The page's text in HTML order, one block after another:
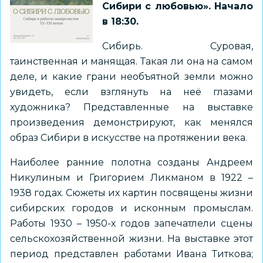
Сибири с любовью». Начало
в 18:30.
Сибирь. Суровая,
таинственная и манящая. Такая ли она на самом
деле, и какие грани необъятной земли можно
увидеть, если взглянуть на неё глазами
художника? Представленные на выставке
произведения демонстрируют, как менялся
образ Сибири в искусстве на протяжении века.
Наиболее ранние полотна созданы Андреем
Никулиным и Григорием Ликманом в 1922 –
1938 годах. Сюжеты их картин посвящены жизни
сибирских городов и исконным промыслам.
Работы 1930 – 1950-х годов запечатлели сцены
сельскохозяйственной жизни. На выставке этот
период представлен работами Ивана Титкова;